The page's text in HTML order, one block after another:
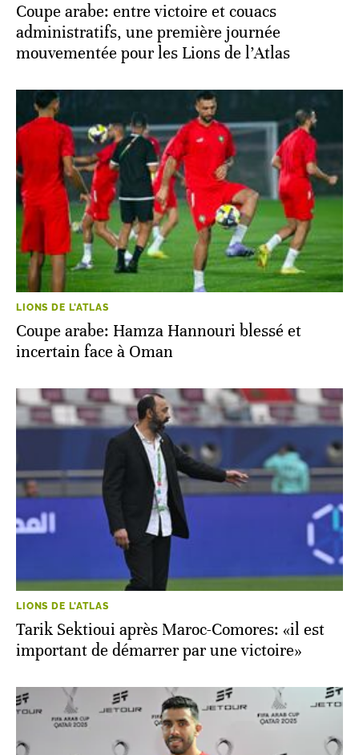
Coupe arabe: entre victoire et couacs
administratifs, une première journée
mouvementée pour les Lions de l’Atlas
LIONS DE L'ATLAS
Coupe arabe: Hamza Hannouri blessé et
incertain face à Oman
LIONS DE L'ATLAS
Tarik Sektioui après Maroc-Comores: «il est
important de démarrer par une victoire»